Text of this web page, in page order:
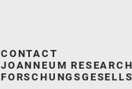
CONTACT
JOANNEUM RESEARCH